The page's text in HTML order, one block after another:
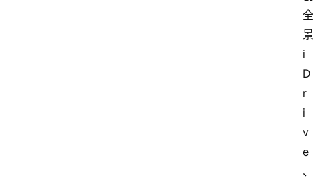
全
景
i
D
r
i
v
e
、